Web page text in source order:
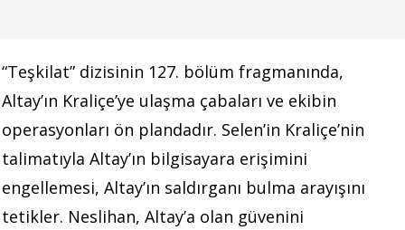
“Teşkilat” dizisinin 127. bölüm fragmanında,
Altay’ın Kraliçe’ye ulaşma çabaları ve ekibin
operasyonları ön plandadır. Selen’in Kraliçe’nin
talimatıyla Altay’ın bilgisayara erişimini
engellemesi, Altay’ın saldırganı bulma arayışını
tetikler. Neslihan, Altay’a olan güvenini